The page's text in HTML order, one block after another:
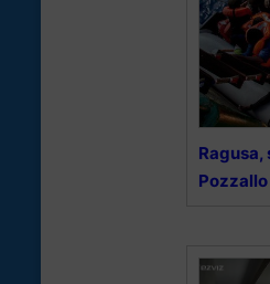
Ragusa,